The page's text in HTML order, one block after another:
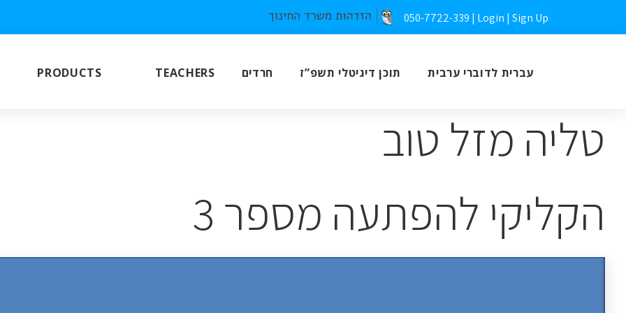
050-7722-339 | Login | Sign Up
PRODUCTS TEACHERS חרדים תוכן דיגיטלי תשפ”ז עברית לדוברי ערבית
טליה מזל טוב
הקליקי להפתעה מספר 3